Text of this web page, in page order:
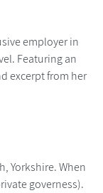
employer in
Featuring an
excerpt from her
Yorkshire. When
governess).